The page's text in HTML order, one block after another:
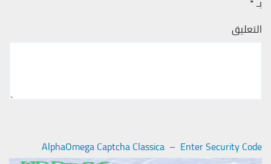
التعليق
AlphaOmega Captcha Classica – Enter Security Code